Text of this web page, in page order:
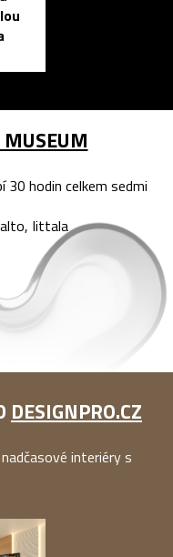
MUSEUM
30 hodin celkem sedmi
Iittala
DESIGNPRO.CZ
interiéry s